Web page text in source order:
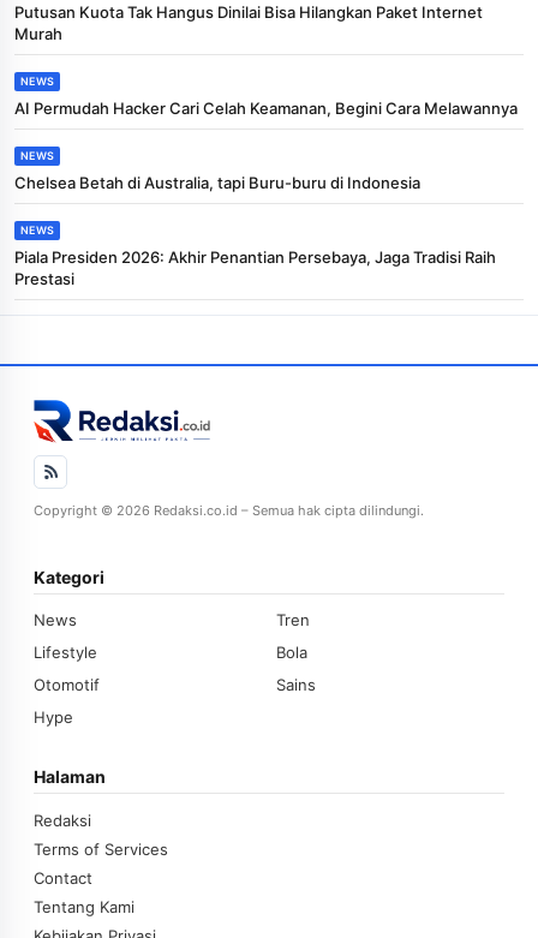
Putusan Kuota Tak Hangus Dinilai Bisa Hilangkan Paket Internet
Murah
NEWS
AI Permudah Hacker Cari Celah Keamanan, Begini Cara Melawannya
NEWS
Chelsea Betah di Australia, tapi Buru-buru di Indonesia
NEWS
Piala Presiden 2026: Akhir Penantian Persebaya, Jaga Tradisi Raih
Prestasi
Copyright © 2026 Redaksi.co.id – Semua hak cipta dilindungi.
Kategori
News
Tren
Lifestyle
Bola
Otomotif
Sains
Hype
Halaman
Redaksi
Terms of Services
Contact
Tentang Kami